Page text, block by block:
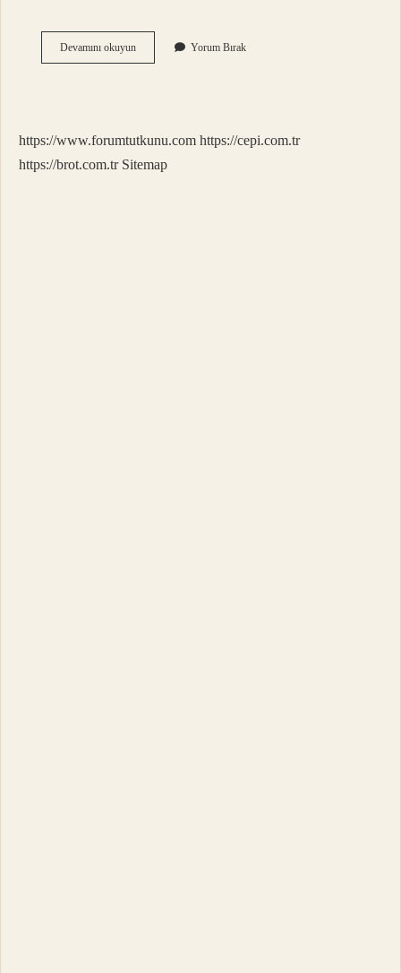
Devamını okuyunGetir
Yüzde
Yorum Bırak
https://www.forumtutkunu.com https://cepi.com.tr
https://brot.com.tr Sitemap